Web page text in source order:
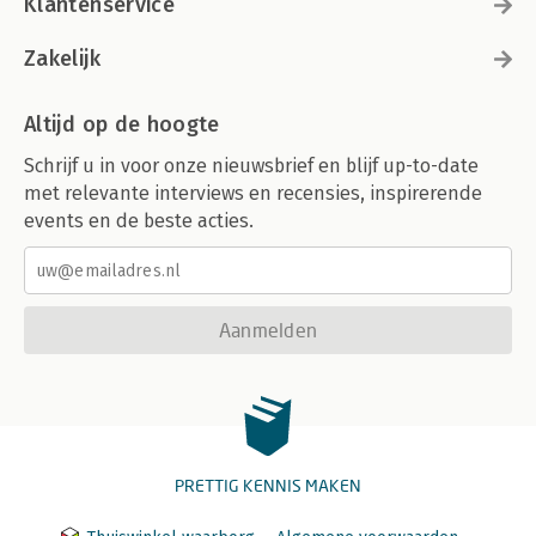
Bibliografie 196
Over de auteur 200
Klantenservice
Zakelijk
Altijd op de hoogte
Schrijf u in voor onze nieuwsbrief en blijf up-to-date
met relevante interviews en recensies, inspirerende
events en de beste acties.
Aanmelden
PRETTIG KENNIS MAKEN